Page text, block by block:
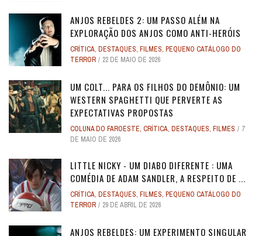
ANJOS REBELDES 2: UM PASSO ALÉM NA
EXPLORAÇÃO DOS ANJOS COMO ANTI-HERÓIS
CRÍTICA, DESTAQUES, FILMES, PEQUENO CATÁLOGO DO
TERROR
22 DE MAIO DE 2026
UM COLT... PARA OS FILHOS DO DEMÔNIO: UM
WESTERN SPAGHETTI QUE PERVERTE AS
EXPECTATIVAS PROPOSTAS
COLUNA DO FAROESTE, CRÍTICA, DESTAQUES, FILMES
7
DE MAIO DE 2026
LITTLE NICKY - UM DIABO DIFERENTE : UMA
COMÉDIA DE ADAM SANDLER, A RESPEITO DE ...
CRÍTICA, DESTAQUES, FILMES, PEQUENO CATÁLOGO DO
TERROR
29 DE ABRIL DE 2026
ANJOS REBELDES: UM EXPERIMENTO SINGULAR